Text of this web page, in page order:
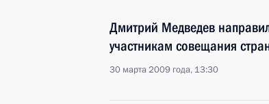
Дмитрий Медведев
участникам совещания
30 марта 2009 года, 13:30